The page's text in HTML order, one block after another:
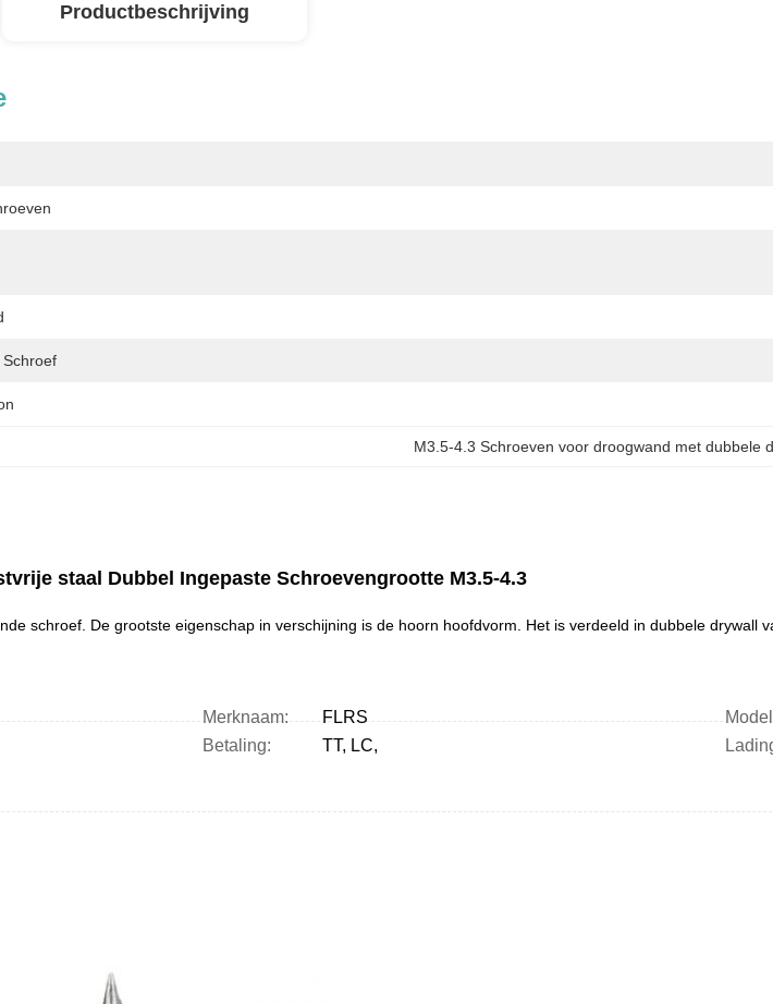
Productbeschrijving
M3.5-4.3 Schroeven voor droogwand met dubbele
staal Dubbel Ingepaste Schroevengrootte M3.5-4.3
schroef. De grootste eigenschap in verschijning is de hoorn hoofdvorm. Het is verdeeld in dubbele
Merknaam: FLRS
Betaling: TT, LC,